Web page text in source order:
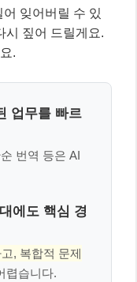
잊어버릴 수 있
시 짚어 드릴게요.
.
업무를 빠르
번역 등은 AI
에도 핵심 경
, 복합적 문제
렵습니다.